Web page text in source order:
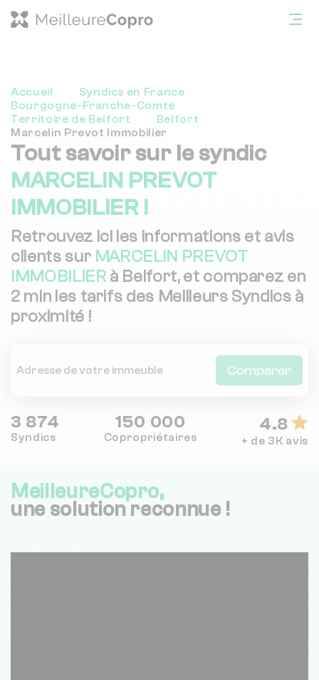
Accueil
Syndics en France
Bourgogne-Franche-Comte
Territoire de Belfort
Belfort
Marcelin Prevot Immobilier
Tout savoir sur le syndic
MARCELIN PREVOT
IMMOBILIER !
Retrouvez ici les informations et avis
clients sur MARCELIN PREVOT
IMMOBILIERà Belfort, et comparez en
2 min les tarifs des Meilleurs Syndics à
proximité !
Comparer
3 874
Syndics
150 000
Copropriétaires
4.8
+ de 3K avis
MeilleureCopro,
une solution reconnue !